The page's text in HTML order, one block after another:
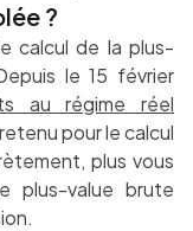
?
calcul de la plus-
le 15 février
au régime réel
pour le calcul
plus vous
plus-value brute